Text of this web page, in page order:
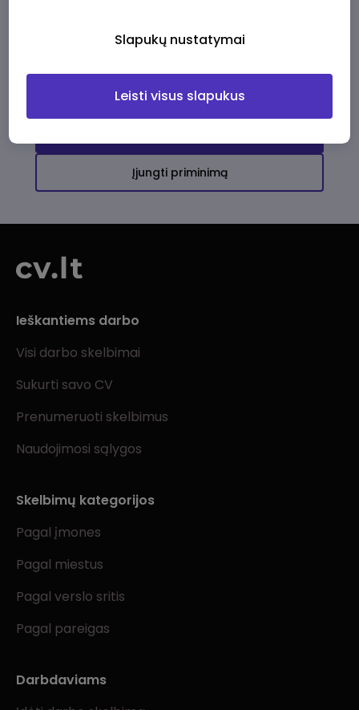
darbo pasiūlymų
Įjungti priminimą
Ieškantiems darbo
Visi darbo skelbimai
Sukurti savo CV
Prenumeruoti skelbimus
Naudojimosi sąlygos
Skelbimų kategorijos
Pagal įmones
Pagal miestus
Pagal verslo sritis
Pagal pareigas
Darbdaviams
Slapukų nustatymai
Leisti visus slapukus